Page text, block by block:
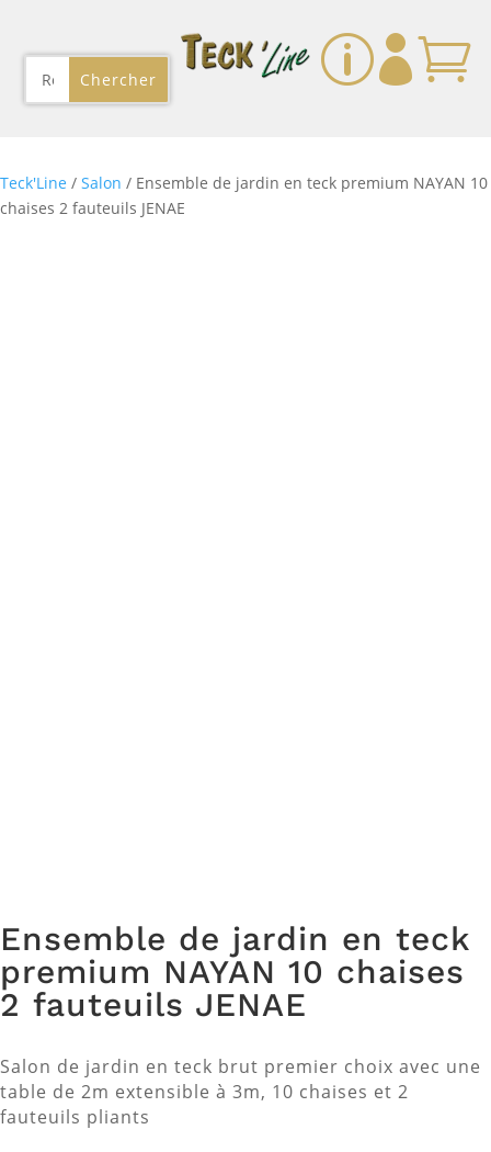
p 
Teck'Line / Salon / Ensemble de jardin en teck premium NAYAN 10
chaises 2 fauteuils JENAE
Ensemble de jardin en teck
premium NAYAN 10 chaises
2 fauteuils JENAE
Salon de jardin en teck brut premier choix avec une
table de 2m extensible à 3m, 10 chaises et 2
fauteuils pliants